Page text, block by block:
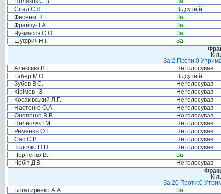
Поляков С.В.
За
Сігал Є.Я.
Відсутній
Фесенко К.Г.
За
Франчук І.А.
За
Чукмасов С.О.
За
Шуфрич Н.І.
За
За:2 Проти:0
Алексєєв В.Г.
Не голосував
Габер М.О.
Відсутній
Зубов В.С.
Не голосував
Кірімов І.З.
Не голосував
Косаківський Л.Г.
Не голосував
Настенко О.А.
Не голосував
Онопенко В.В.
Не голосував
Пилипчук І.М.
Не голосував
Ременюк О.І.
Не голосував
Сас С.В.
Не голосував
Толочко П.П.
Не голосував
Черненко В.Г.
За
Чобіт Д.В.
Не голосував
За:20 Проти:0
Богатиренко А.А.
За